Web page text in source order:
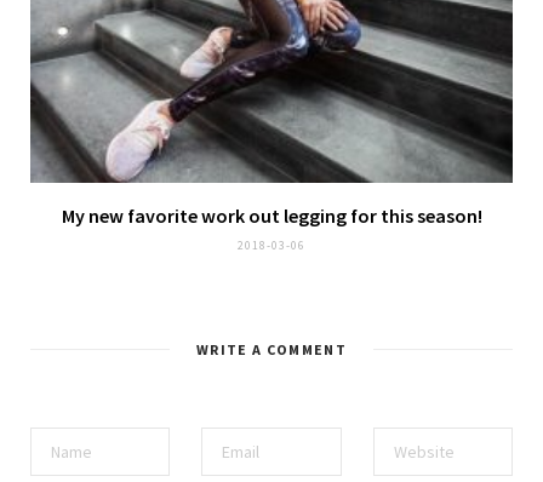
My new favoritework out leggingfor this season!
2018-03-06
WRITE A COMMENT